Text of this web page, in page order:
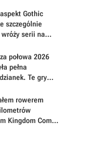
Gothic
szczególnie
serii na
do dumy
połowa 2026
pełna
Te gry
Wasz czas
rowerem
Kingdom Come: